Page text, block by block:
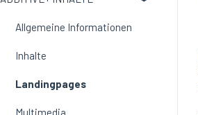
Corporate Design
Reservierungen
Auswertungen
Ausschlussliste
Einstellungen
Übersicht
Gutscheine
Incentive Gutscheine
Bestellungen
Allgemeine Informationen
Inhalte
Landingpages
Multimedia